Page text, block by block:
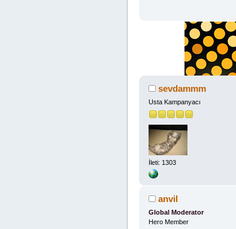
sevdammm
Usta Kampanyacı
İleti: 1303
anvil
Global Moderator
Hero Member